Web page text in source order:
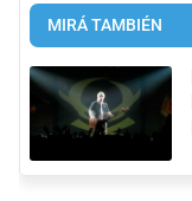
MIRÁ TAMBIÉN